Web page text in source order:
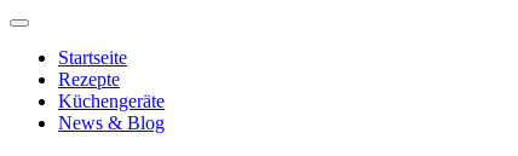
Startseite
Rezepte
Küchengeräte
News & Blog